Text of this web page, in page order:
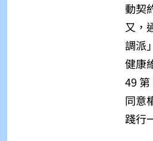
動契
又，
調派
健康
49
同意
踐行